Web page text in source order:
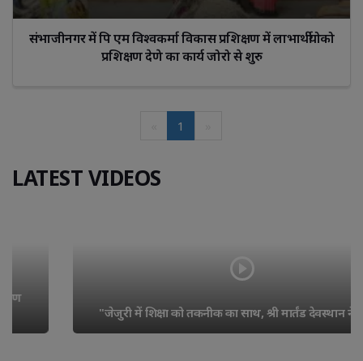
संभाजीनगर में पि एम विश्वकर्मा विकास प्रशिक्षण में लाभार्थीयोको
प्रशिक्षण देणे का कार्य जोरो से शुरु
1
LATEST VIDEOS
"जेजुरी में शिक्षा को तकनीक का साथ, श्री मार्तंड देवस्थान ने स्कूल..